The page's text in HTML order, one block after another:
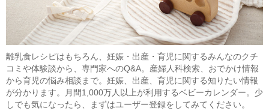
離乳食レシピはもちろん、妊娠・出産・育児に関するみんなのクチ
コミや体験談から、専門家へのQ&A。産婦人科検索、おでかけ情報
から育児の悩み相談まで。妊娠、出産、育児に関する知りたい情報
が分かります。月間1,000万人以上が利用するベビーカレンダー。少
しでも気になったら、まずはユーザー登録をしてみてください。